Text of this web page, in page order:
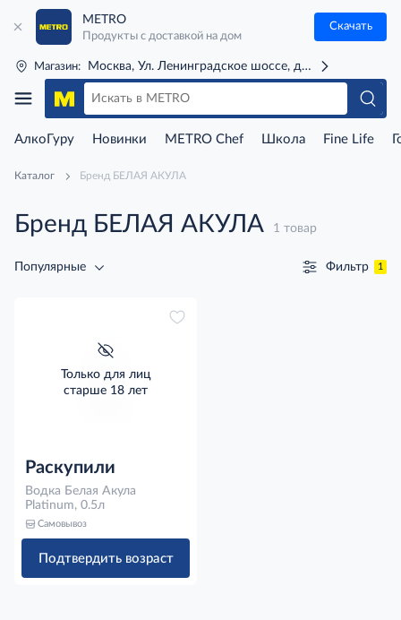
METRO
Продукты с доставкой на дом
Скачать
Магазин: Москва, Ул. Ленинградское шоссе, д. 71Г (м. Речной
АлкоГуру Новинки METRO Chef Школа Fine Life
Каталог Бренд БЕЛАЯ АКУЛА
Бренд БЕЛАЯ АКУЛА 1 товар
Популярные Фильтр 1
Только для лиц
старше 18 лет
Раскупили
Водка Белая Акула
Platinum, 0.5л
Самовывоз
Подтвердить возраст